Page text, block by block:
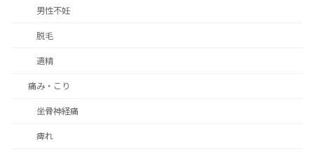
男性不妊
脱毛
遺精
痛み・こり
坐骨神経痛
痺れ